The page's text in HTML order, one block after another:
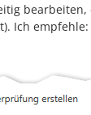
Ich